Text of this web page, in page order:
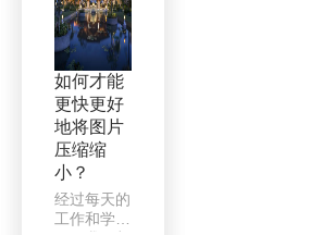
是少的，对
于这种情
况，图片越
多，处理起
来就越难，
特别是压缩
问题。很多
人都会用到
图片压缩这
一功能，但
是压缩程度
越大，图片
如何才能
更快更好
地将图片
压缩缩
小？
经过每天的
工作和学